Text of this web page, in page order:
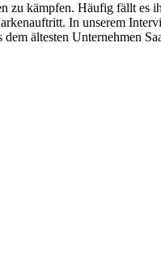
zu kämpfen. Häufig fällt es
In unserem
ältesten Unternehmen